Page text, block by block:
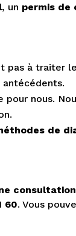
, un permis de
pas à traiter
nous.
de
60. Vous